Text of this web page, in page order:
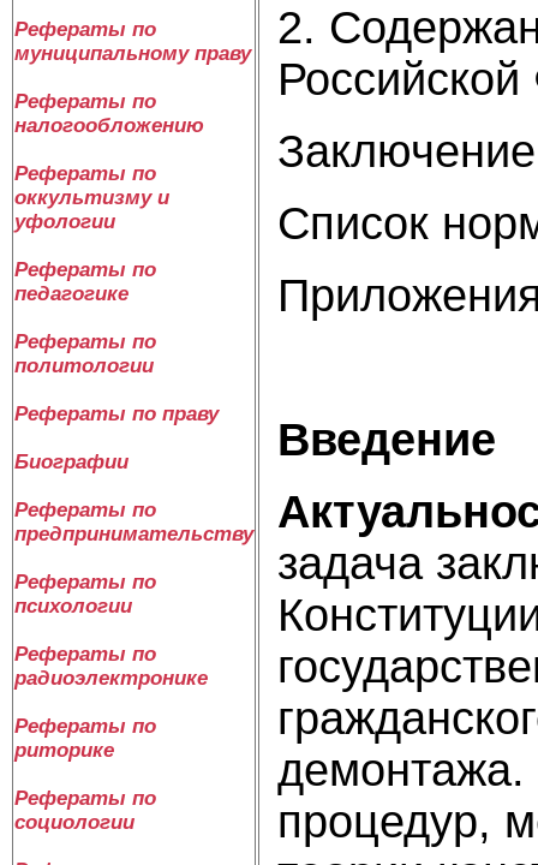
Рефераты по
муниципальному праву
Рефераты по
налогообложению
Рефераты по
оккультизму и
уфологии
Рефераты по
педагогике
Рефераты по
политологии
Рефераты по праву
Биографии
Рефераты по
предпринимательству
Рефераты по
психологии
Рефераты по
радиоэлектронике
Рефераты по
риторике
Рефераты по
социологии
2.
Заключение
Список
Введение
задача
демонтажа.
процедур,